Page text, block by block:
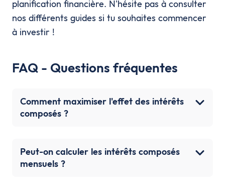
planification financière. N'hésite pas à consulter
nos différents guides si tu souhaites commencer
à investir !
FAQ - Questions fréquentes
Comment maximiser l'effet des intérêts
composés ?
Peut-on calculer les intérêts composés
mensuels ?